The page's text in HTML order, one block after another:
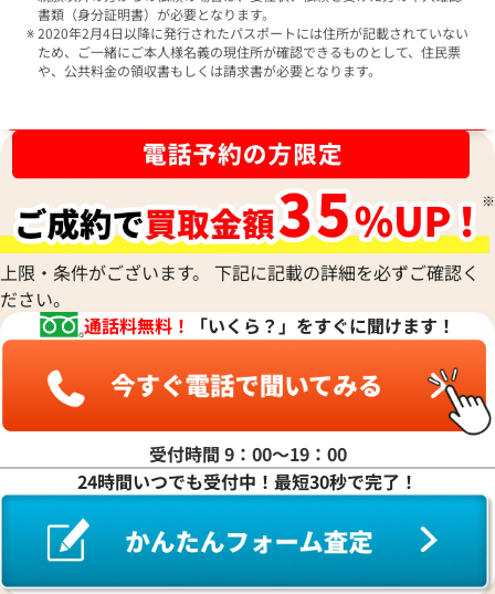
書類（身分証明書）が必要となります。
2020年2月4日以降に発行されたパスポートには住所が記載されていない
ため、ご一緒にご本人様名義の現住所が確認できるものとして、住民票
や、公共料金の領収書もしくは請求書が必要となります。
上限・条件がございます。 下記に記載の詳細を必ずご確認く
ださい。
通話料無料！
「いくら？」をすぐに聞けます！
受付時間 9：00〜19：00
24時間いつでも受付中！最短30秒で完了！